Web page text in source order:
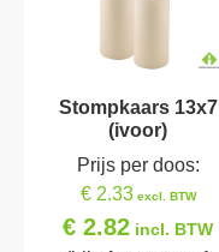
Stompkaars 13x7
(ivoor)
Prijs per doos:
€ 2.33excl. BTW
€ 2.82 incl. BTW